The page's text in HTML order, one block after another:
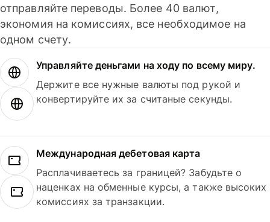
отправляйте переводы. Более 40 валют,
экономия на комиссиях, все необходимое на
одном счету.
Управляйте деньгами на ходу по всему миру.
Держите все нужные валюты под рукой и
конвертируйте их за считаные секунды.
Международная дебетовая карта
Расплачиваетесь за границей? Забудьте о
наценках на обменные курсы, а также высоких
комиссиях за транзакции.